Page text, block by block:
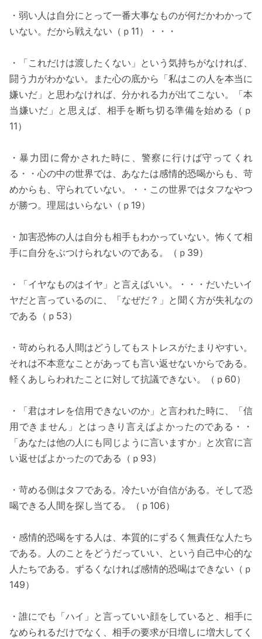
・弱い人は自分にとって一番大事なものが何だかわかって
いない。だから戦えない（ｐ11）・・・
・「これだけは渡したくない」という気持ちがなければ、
闘う力がわかない。また心の底から「私はこの人を本当に
嫌いだ」と思わなければ、分かれる力が出てこない。「本
当嫌いだ」と思えば、相手を断ち切る準備を始める（ｐ
11）
・暴力団に脅かされた時に、警察に行けば守ってくれ
る・・心の中の世界では、あなたは感情的恐喝からも、苛
めからも、守られていない。・・この世界ではタフなやつ
が勝つ。理屈はいらない（ｐ19）
・加害恐怖の人は自分も相手もわかっていない。怖くて相
手に自分をぶつけられないのである。（ｐ39）
・「イヤなものはイヤ」と言えばいい。・・・だいたいイ
ヤだと言っているのに、「なぜだ？」と聞く方が失礼なの
である（ｐ53）
・苛められる人間はどうしてもストレスがたまりやすい。
それは不本意なことがあっても言い返せないからである。
軽くあしらわれたことに対して抗議できない。（ｐ60）
・「君はオレを信用できないのか」と言われた時に、「信
用できません」とはっきり言えばよかったのである・・
「あなたは他の人にも同じように言いますか」と次官に言
い返せばよかったのである（ｐ93）
・苛める側はタフである。冷たいが自信がある。そして恐
喝できる人間を探し当てる。（ｐ106）
・感情的恐喝をする人は、本質的にずるく無責任な人たち
である。人のことをどうだっていい、という自己中心的な
人たちである。ずるくなければ感情的恐喝はできない（ｐ
149）
・誰にでも「ハイ」と言っていい顔をしていると、相手に
なめられるだけでなく、相手の要求が日増しに増大してく